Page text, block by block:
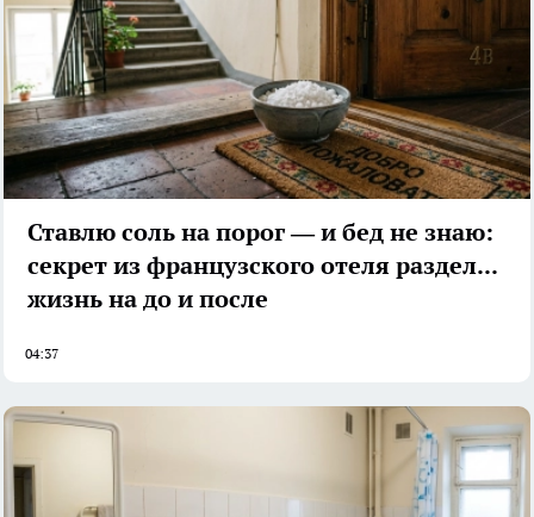
Ставлю соль на порог — и бед не знаю:
секрет из французского отеля разделил
жизнь на до и после
04:37